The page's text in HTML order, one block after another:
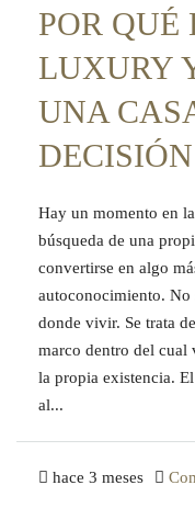
POR QUÉ
LUXURY
UNA
DECISIÓN
Hay un momento en
búsqueda de una
convertirse en algo
autoconocimiento. No
donde vivir. Se trata
marco dentro del cual
la propia existencia.
al...
hace 3 meses